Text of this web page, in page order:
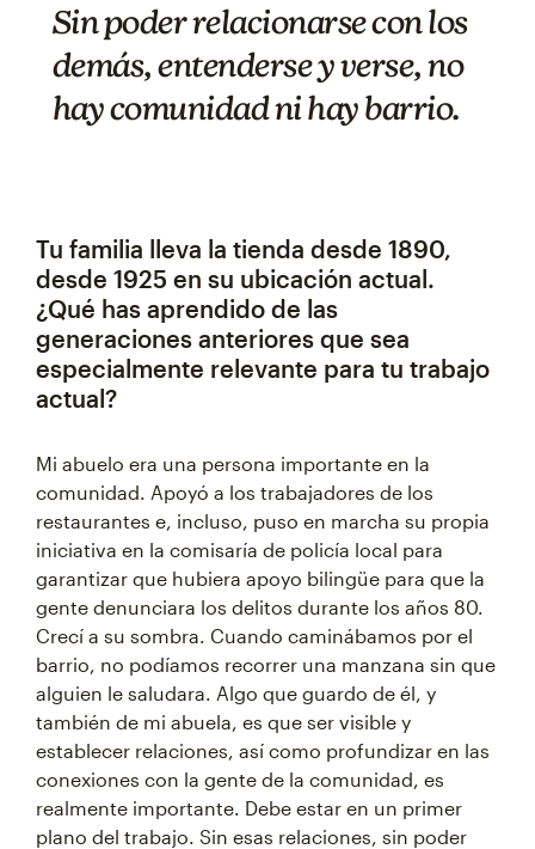
Sin poder relacionarse con los
demás, entenderse y verse, no
haycomunidad nihaybarrio.
Tu familia lleva la tienda desde 1890,
desde 1925 en su ubicación actual.
¿Qué has aprendido de las
generaciones anteriores que sea
especialmente relevante para tu trabajo
actual?
Mi abuelo era una persona importante en la
comunidad. Apoyó a los trabajadores de los
restaurantes e, incluso, puso en marcha su propia
iniciativa en la comisaría de policía local para
garantizar que hubiera apoyo bilingüe para que la
gente denunciara los delitos durante los años 80.
Crecí a su sombra. Cuando caminábamos por el
barrio, no podíamos recorrer una manzana sin que
alguien le saludara. Algo que guardo de él, y
también de mi abuela, es que ser visible y
establecer relaciones, así como profundizar en las
conexiones con la gente de la comunidad, es
realmente importante. Debe estar en un primer
plano del trabajo. Sin esas relaciones, sin poder